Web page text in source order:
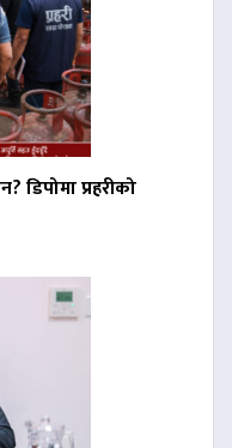
डिपोमा प्रहरीको